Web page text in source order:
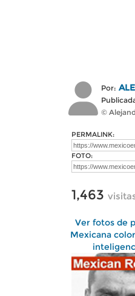
Por:
©
PERMALINK:
FOTO:
1,463
Ver fotos de
Mexicana